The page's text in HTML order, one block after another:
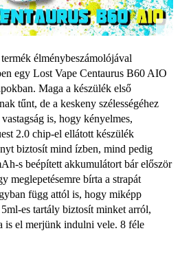
élménybeszámolójával
egy Lost Vape Centaurus B60 AIO
Maga a készülék első
tűnt, de a keskeny szélességéhez
is, hogy kényelmes,
2.0 chip-el ellátott készülék
biztosít mind ízben, mind pedig
s beépített akkumulátort bár először
meglepetésemre bírta a strapát
függ attól is, hogy miképp
es tartály biztosít minket arról,
is el merjünk indulni vele. 8 féle